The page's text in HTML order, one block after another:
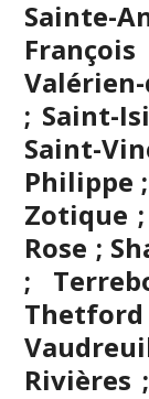
Sainte-
; Saint-
Saint-
Philippe
Zotique
Rose ;
;
Rivières